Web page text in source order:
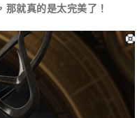
那就真的是太完美了！